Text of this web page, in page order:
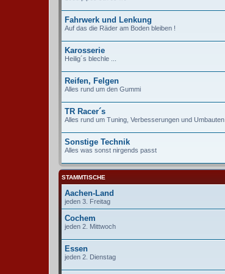
Fahrwerk und Lenkung
Auf das die Räder am Boden bleiben !
Karosserie
Heilig´s blechle ...
Reifen, Felgen
Alles rund um den Gummi
TR Racer´s
Alles rund um Tuning, Verbesserungen und Umbauten
Sonstige Technik
Alles was sonst nirgends passt
STAMMTISCHE
Aachen-Land
jeden 3. Freitag
Cochem
jeden 2. Mittwoch
Essen
jeden 2. Dienstag